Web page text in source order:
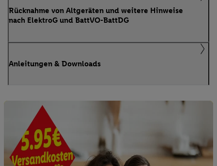
Rücknahme von Altgeräten und weitere Hinweise
nach ElektroG und BattVO-BattDG
Anleitungen & Downloads